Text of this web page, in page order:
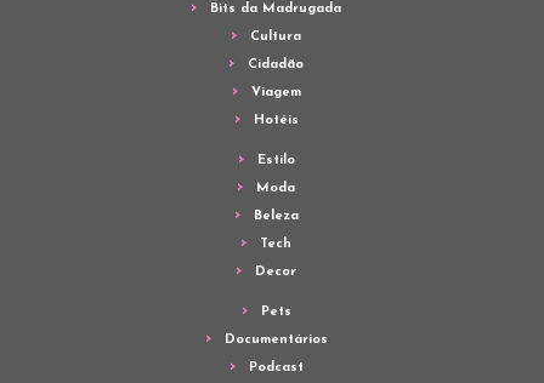
Bits da Madrugada
Cultura
Cidadão
Viagem
Hotéis
Estilo
Moda
Beleza
Tech
Decor
Pets
Documentários
Podcast